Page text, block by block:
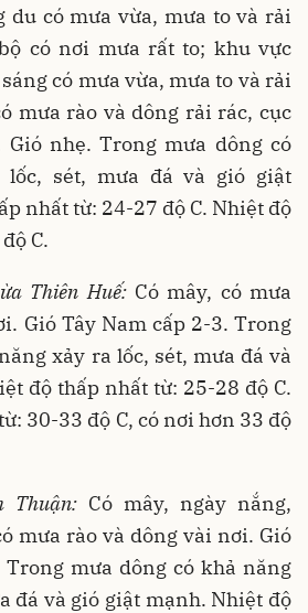
du có mưa vừa, mưa to và rải
có nơi mưa rất to; khu vực
có mưa vừa, mưa to và rải
mưa rào và dông rải rác, cục
nhẹ. Trong mưa dông có
sét, mưa đá và gió giật
nhất từ: 24-27 độ C. Nhiệt độ
C.
Thiên Huế: Có mây, có mưa
Gió Tây Nam cấp 2-3. Trong
xảy ra lốc, sét, mưa đá và
độ thấp nhất từ: 25-28 độ C.
30-33 độ C, có nơi hơn 33 độ
Thuận: Có mây, ngày nắng,
mưa rào và dông vài nơi. Gió
mưa dông có khả năng
đá và gió giật mạnh. Nhiệt độ